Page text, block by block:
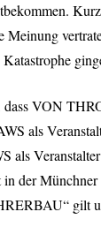
VON
als
als
der Münchner
gilt